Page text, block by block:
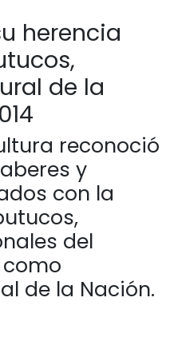
herencia
de la
reconoció
y
con la
del
de la Nación.